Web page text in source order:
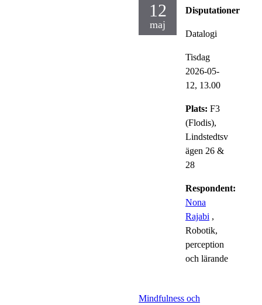
12
maj
Disputationer
Datalogi
Tisdag
2026-05-
12, 13.00
Plats: F3
(Flodis),
Lindstedtsv
ägen 26 &
28
Respondent:
Nona
Rajabi ,
Robotik,
perception
och lärande
Mindfulness och